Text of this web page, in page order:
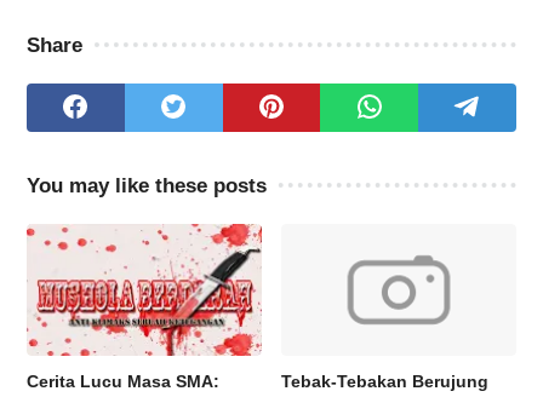
Share
You may like these posts
Cerita Lucu Masa SMA:
Tebak-Tebakan Berujung